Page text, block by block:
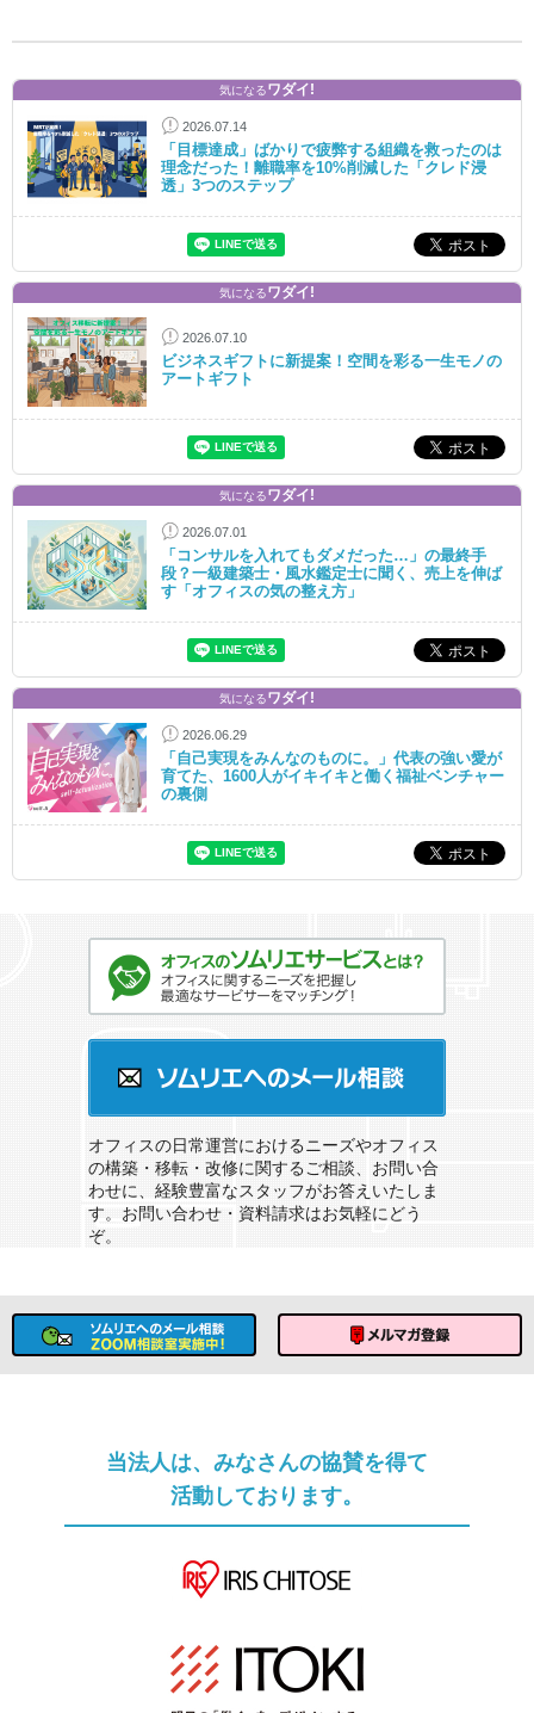
気になるワダイ!
2026.07.14
「目標達成」ばかりで疲弊する組織を救ったのは
理念だった！離職率を10%削減した「クレド浸
透」3つのステップ
気になるワダイ!
2026.07.10
ビジネスギフトに新提案！空間を彩る一生モノの
アートギフト
気になるワダイ!
2026.07.01
「コンサルを入れてもダメだった…」の最終手
段？一級建築士・風水鑑定士に聞く、売上を伸ば
す「オフィスの気の整え方」
気になるワダイ!
2026.06.29
「自己実現をみんなのものに。」代表の強い愛が
育てた、1600人がイキイキと働く福祉ベンチャー
の裏側
オフィスの日常運営におけるニーズやオフィス
の構築・移転・改修に関するご相談、お問い合
わせに、経験豊富なスタッフがお答えいたしま
す。お問い合わせ・資料請求はお気軽にどう
ぞ。
当法人は、みなさんの協賛を得て
活動しております。